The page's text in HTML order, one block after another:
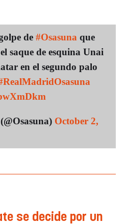
de #Osasuna que
saque de esquina Unai
en el segundo palo
October 2,
se decide por un